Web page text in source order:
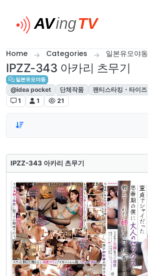
Home Categories 일본유모야동
IPZZ-343 아카리 츠무기
일본유모야동
@idea pocket 단체작품 팬티스타킹・타이즈
1
1 21
IPZZ-343 아카리 츠무기